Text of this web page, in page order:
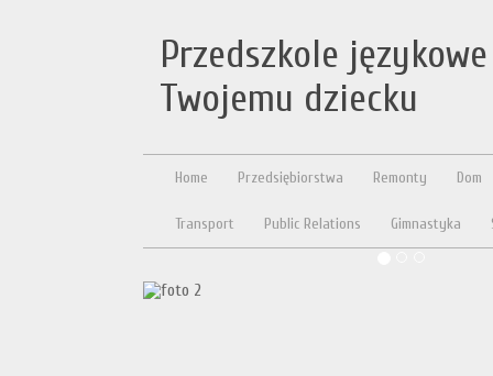
Przedszkole
Twojemu dziecku
Home Przedsiębiorstwa Remonty Dom
Transport Public Relations Gimnastyka